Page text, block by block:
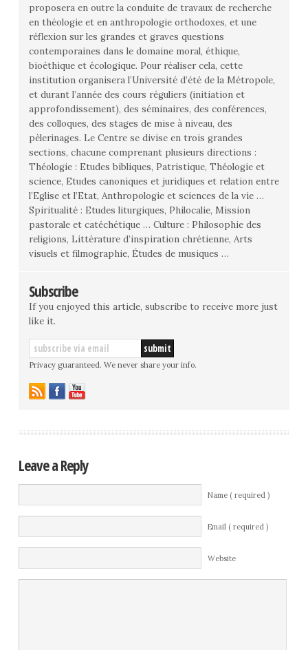
proposera en outre la conduite de travaux de recherche
en théologie et en anthropologie orthodoxes, et une
réflexion sur les grandes et graves questions
contemporaines dans le domaine moral, éthique,
bioéthique et écologique. Pour réaliser cela, cette
institution organisera l’Université d’été de la Métropole,
et durant l’année des cours réguliers (initiation et
approfondissement), des séminaires, des conférences,
des colloques, des stages de mise à niveau, des
pèlerinages. Le Centre se divise en trois grandes
sections, chacune comprenant plusieurs directions :
Théologie : Etudes bibliques, Patristique, Théologie et
science, Etudes canoniques et juridiques et relation entre
l’Eglise et l’Etat, Anthropologie et sciences de la vie …
Spiritualité : Etudes liturgiques, Philocalie, Mission
pastorale et catéchétique … Culture : Philosophie des
religions, Littérature d’inspiration chrétienne, Arts
visuels et filmographie, Études de musiques …
Subscribe
If you enjoyed this article, subscribe to receive more just
like it.
Privacy guaranteed. We never share your info.
Leave a Reply
Name ( required )
Email ( required )
Website